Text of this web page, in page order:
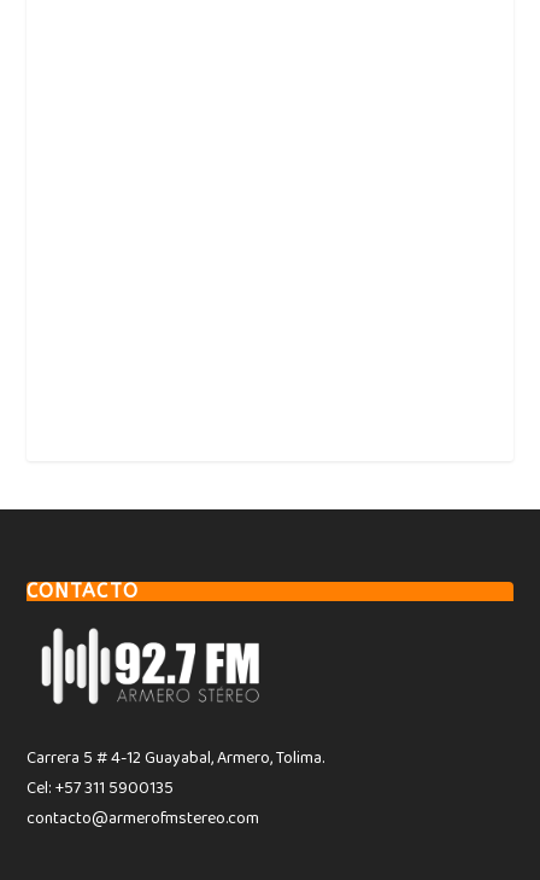
CONTACTO
Carrera 5 # 4-12 Guayabal, Armero, Tolima.
Cel: +57 311 5900135
contacto@armerofmstereo.com